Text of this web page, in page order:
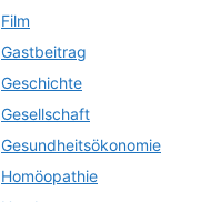
Film
Gastbeitrag
Geschichte
Gesellschaft
Gesundheitsökonomie
Homöopathie